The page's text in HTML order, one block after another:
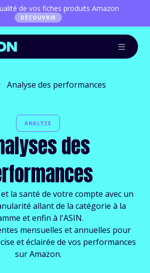
de vos fiches produits Amazon
DÉCOUVRIR
Analyse des performances
ANALYZE
des
la santé de votre compte avec un
allant de la catégorie à la
et enfin à l'ASIN.
mensuelles et annuelles pour
et éclairée de vos performances
sur Amazon.